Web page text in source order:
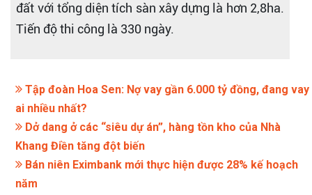
đất với tổng diện tích sàn xây dựng là hơn 2,8ha.
Tiến độ thi công là 330 ngày.
Tập đoàn Hoa Sen: Nợ vay gần 6.000 tỷ đồng, đang vay
ai nhiều nhất?
Dở dang ở các “siêu dự án”, hàng tồn kho của Nhà
Khang Điền tăng đột biến
Bán niên Eximbank mới thực hiện được 28% kế hoạch
năm